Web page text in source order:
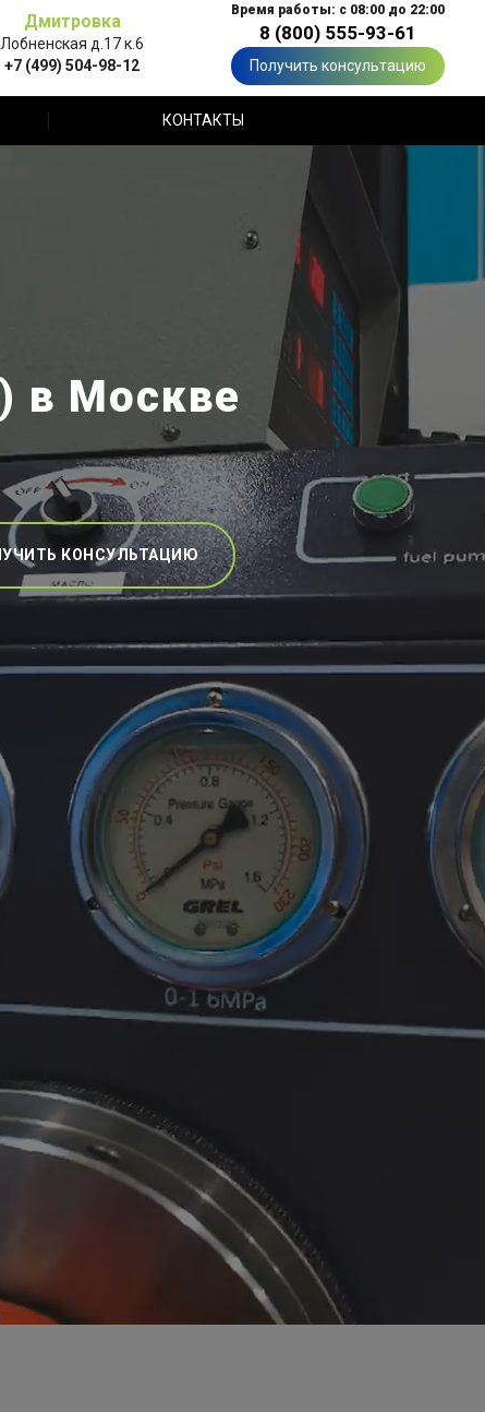
Дмитровка
Лобненская д.17 к.6
+7 (499) 504-98-12
Время работы: с 08:00 до 22:00
8 (800) 555-93-61
Получить консультацию
КОНТАКТЫ
в Москве
КОНСУЛЬТАЦИЮ